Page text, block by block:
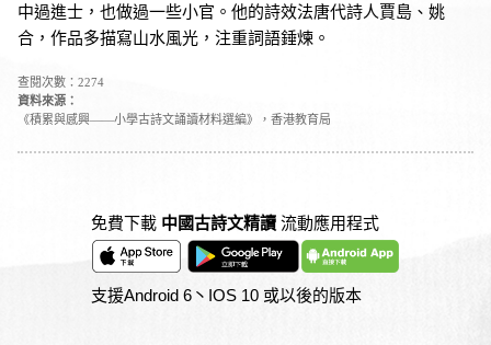
中過進士，也做過一些小官。他的詩效法唐代詩人賈島、姚
合，作品多描寫山水風光，注重詞語錘煉。
查閱次數：2274
資料來源：
《積累與感興——小學古詩文誦讀材料選編》，香港教育局
免費下載 中國古詩文精讀 流動應用程式
支援Android 6丶IOS 10 或以後的版本